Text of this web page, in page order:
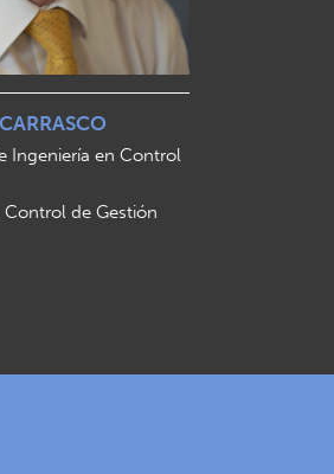
Ingeniería en Control
Control de Gestión